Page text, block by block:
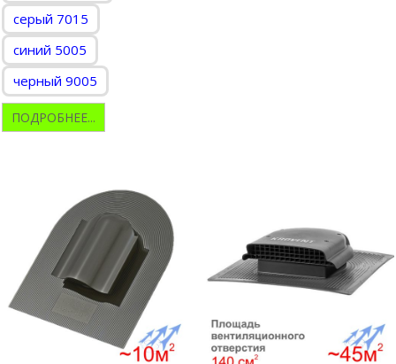
серый 7015
синий 5005
черный 9005
ПОДРОБНЕЕ...